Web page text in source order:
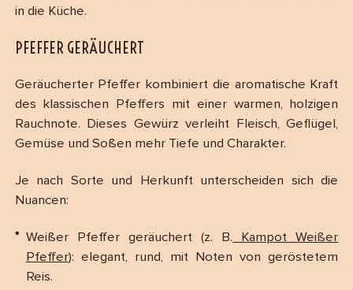
in die Küche.
PFEFFER GERÄUCHERT
Geräucherter Pfeffer kombiniert die aromatische Kraft
des klassischen Pfeffers mit einer warmen, holzigen
Rauchnote. Dieses Gewürz verleiht Fleisch, Geflügel,
Gemüse und Soßen mehr Tiefe und Charakter.
Je nach Sorte und Herkunft unterscheiden sich die
Nuancen:
Weißer Pfeffer geräuchert (z. B. Kampot Weißer
Pfeffer): elegant, rund, mit Noten von geröstetem
Reis.